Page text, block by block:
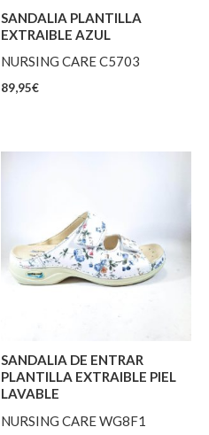
SANDALIA PLANTILLA
EXTRAIBLE AZUL
NURSING CARE C5703
89,95€
SANDALIA DE ENTRAR
PLANTILLA EXTRAIBLE PIEL
LAVABLE
NURSING CARE WG8F1